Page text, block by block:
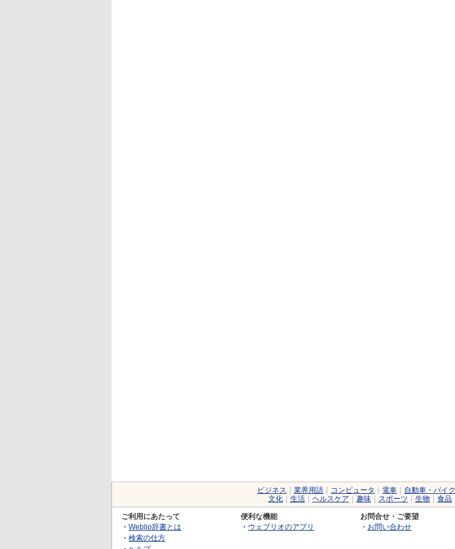
ビジネス 業界用語 コンピュータ 電車 自動車・バイク
文化
生活 ヘルスケア 趣味 スポーツ 生物 食品
ご利用にあたって
・ Weblio辞書とは
・ 検索の仕方
便利な機能
・ ウェブリオのアプリ
お問合せ・ご要望
・ お問い合わせ